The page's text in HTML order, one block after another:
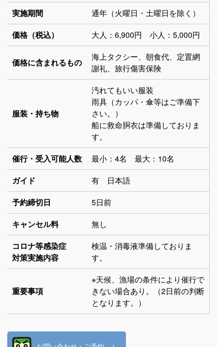
実施期間
通年（火曜日・土曜日を除く）
価格（税込）
大人：6,900円 小人：5,000円
価格に含まれるもの
海上タクシー、朝食代、定置網
謝礼、旅行傷害保険
服装・持ち物
汚れてもいい服装
雨具（カッパ・傘等はご準備下
さい。）
船に救命胴衣は準備しておりま
す。
催行・受入可能人数
最小：4名 最大：10名
ガイド
有 日本語
予約締切日
5日前
キャンセル料
無し
コロナ等感染症
対策実施内容
検温・消毒液準備しておりま
す。
重要事項
※天候、漁場の条件により催行で
きない場合あり。（2日前の判断
となります。）